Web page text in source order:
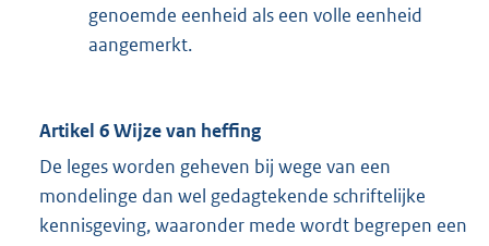
genoemde eenheid als een volle eenheid
aangemerkt.
Artikel 6 Wijze van heffing
De leges worden geheven bij wege van een
mondelinge dan wel gedagtekende schriftelijke
kennisgeving, waaronder mede wordt begrepen een